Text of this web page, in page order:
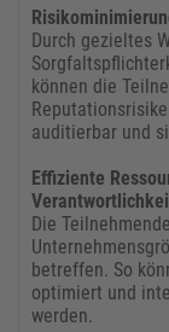
Durch gezieltes
können die
auditierbar und
Effiziente
Die
betreffen. So
optimiert und
werden.